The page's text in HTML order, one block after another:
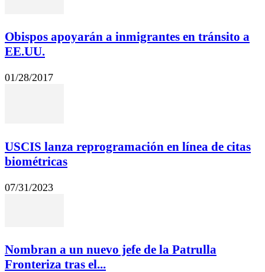
Obispos apoyarán a inmigrantes en tránsito a
EE.UU.
01/28/2017
USCIS lanza reprogramación en línea de citas
biométricas
07/31/2023
Nombran a un nuevo jefe de la Patrulla
Fronteriza tras el...